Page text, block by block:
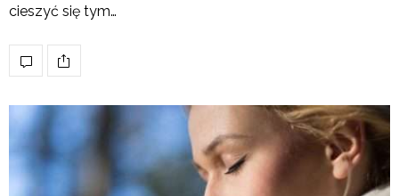
cieszyć się tym…